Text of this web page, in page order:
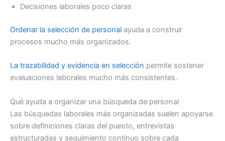
Decisiones laborales poco claras
Ordenar la selección de personal ayuda a construir
procesos mucho más organizados.
La trazabilidad y evidencia en selección permite sostener
evaluaciones laborales mucho más consistentes.
Qué ayuda a organizar una búsqueda de personal
Las búsquedas laborales más organizadas suelen apoyarse
sobre definiciones claras del puesto, entrevistas
estructuradas y seguimiento continuo sobre cada